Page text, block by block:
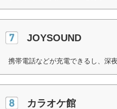
JOYSOUND
携帯電話などが充電できるし、深
カラオケ館